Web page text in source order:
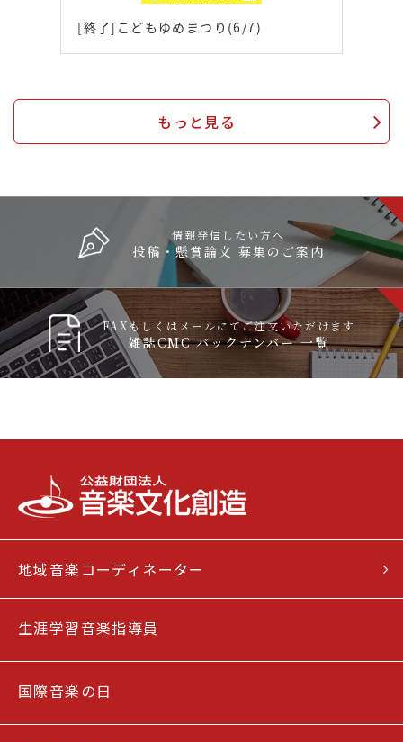
[終了]こどもゆめまつり(6/7)
もっと見る
情報発信したい方へ
投稿・懸賞論文 募集のご案内
FAXもしくはメールにてご注文いただけます
雑誌CMC バックナンバー 一覧
地域音楽コーディネーター
生涯学習音楽指導員
国際音楽の日